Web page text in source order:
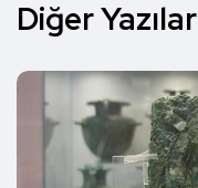
Diğer Yazılar